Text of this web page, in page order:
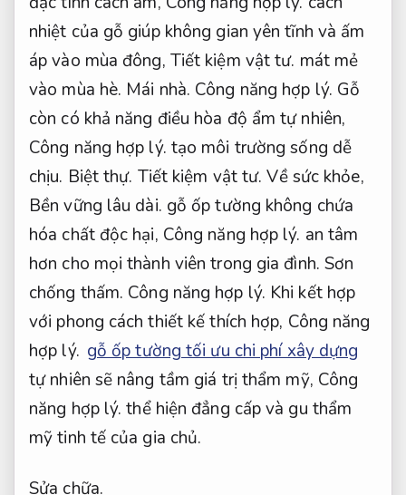
nhiệt của gỗ giúp không gian yên tĩnh và ấm
áp vào mùa đông, Tiết kiệm vật tư. mát mẻ
vào mùa hè. Mái nhà. Công năng hợp lý. Gỗ
còn có khả năng điều hòa độ ẩm tự nhiên,
Công năng hợp lý. tạo môi trường sống dễ
chịu. Biệt thự. Tiết kiệm vật tư. Về sức khỏe,
Bền vững lâu dài. gỗ ốp tường không chứa
hóa chất độc hại, Công năng hợp lý. an tâm
hơn cho mọi thành viên trong gia đình. Sơn
chống thấm. Công năng hợp lý. Khi kết hợp
với phong cách thiết kế thích hợp, Công năng
hợp lý. gỗ ốp tường tối ưu chi phí xây dựng
tự nhiên sẽ nâng tầm giá trị thẩm mỹ, Công
năng hợp lý. thể hiện đẳng cấp và gu thẩm
mỹ tinh tế của gia chủ.
Sửa chữa.